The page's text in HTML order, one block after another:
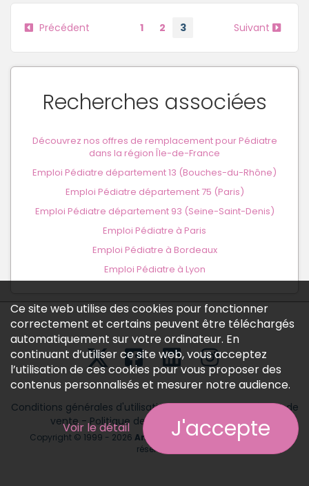
Précédent 1 2 3 Suivant
Recherches associées
Découvrez nos offres de remplacement pour Pédiatre
dans la région Île-de-France
Emploi Pédiatre département 13 (Bouches-du-Rhône)
Emploi Pédiatre département 75 (Paris)
Emploi Pédiatre département 93 (Seine-Saint-Denis)
Emploi Pédiatre à Paris
Emploi Pédiatre à Bordeaux
Emploi Pédiatre à Lyon
Conditions générales d'utilisation-Conditions générales de
vente -Politique des données personnelles
Copyright © 1999 - 2026 Annonces médicalestous droits
réservés.
Ce site web utilise des cookies pour fonctionner
correctement et certains peuvent être téléchargés
automatiquement sur votre ordinateur. En
continuant d’utiliser ce site web, vous acceptez
l’utilisation de ces cookies pour vous proposer des
contenus personnalisés et mesurer notre audience.
Voir le détail J'accepte